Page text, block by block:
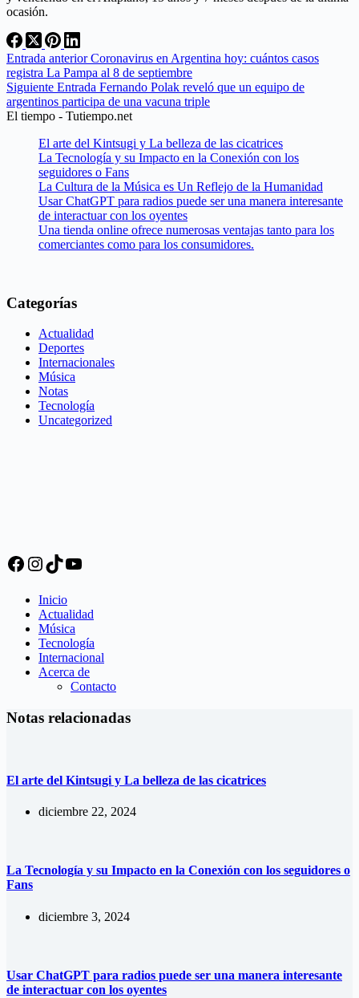
ocasión.
Entrada anteriorCoronavirus en Argentina hoy: cuántos casos
registra La Pampa al 8 de septiembre
Siguiente Entrada Fernando Polak reveló que un equipo de
argentinos participa de una vacuna triple
El tiempo - Tutiempo.net
El arte del Kintsugi y La belleza de las cicatrices
La Tecnología y su Impacto en la Conexión con los
seguidores o Fans
La Cultura de la Música es Un Reflejo de la Humanidad
Usar ChatGPT para radios puede ser una manera interesante
de interactuar con los oyentes
Una tienda online ofrece numerosas ventajas tanto para los
comerciantes como para los consumidores.
Categorías
Actualidad
Deportes
Internacionales
Música
Notas
Tecnología
Uncategorized
Facebook
Instagram
TikTok
YouTube
Inicio
Actualidad
Música
Tecnología
Internacional
Acerca de
Contacto
Notas relacionadas
El arte del Kintsugi y La belleza de las cicatrices
diciembre 22, 2024
La Tecnología y su Impacto en la Conexión con los seguidores o
Fans
diciembre 3, 2024
Usar ChatGPT para radios puede ser una manera interesante
de interactuar con los oyentes